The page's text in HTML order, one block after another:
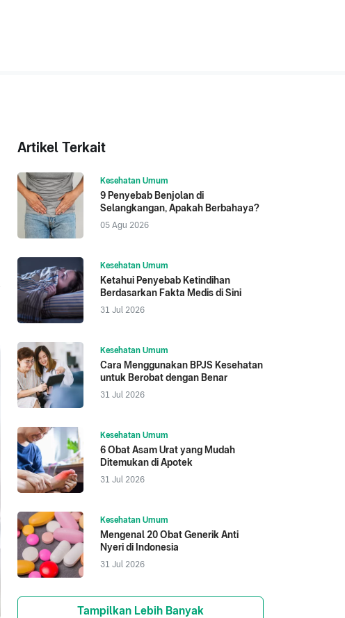
Artikel Terkait
Kesehatan Umum
9 Penyebab Benjolan di
Selangkangan, Apakah Berbahaya?
05 Agu 2026
Kesehatan Umum
Ketahui Penyebab Ketindihan
Berdasarkan Fakta Medis di Sini
31 Jul 2026
Kesehatan Umum
Cara Menggunakan BPJS Kesehatan
untuk Berobat dengan Benar
31 Jul 2026
Kesehatan Umum
6 Obat Asam Urat yang Mudah
Ditemukan di Apotek
31 Jul 2026
Kesehatan Umum
Mengenal 20 Obat Generik Anti
Nyeri di Indonesia
31 Jul 2026
Tampilkan Lebih Banyak